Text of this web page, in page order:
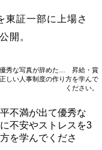
東証一部に上場さ
開。